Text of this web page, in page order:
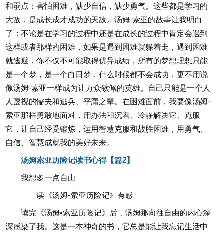
和弱点：害怕困难，缺少自信，缺少勇气。这些都是学习的
大敌，是成长成才成功的天敌。汤姆·索亚的故事让我明白
了：不论是在学习的过程中还是在成长的过程中肯定会遇到
这样或者那样的困难，如果是遇到困难就躲着走，遇到困难
就逃避，你不仅不可能取得优异成绩，所有的梦想理想只能
是一个梦，是一个白日梦，什么时候都不会成功，更不用说
像汤姆·索亚一样成为让万众钦佩的英雄。自己只能是一个人
人蔑视的懦夫和逃兵、平庸之辈。在困难面前，我要像汤姆·
索亚那样勇敢地面对，用办法和沉着、冷静解决它、克服
它，让自己经受锻炼，运用智慧克服和战胜困难，用勇气、
自信、智慧成就我的美好未来。
汤姆索亚历险记读书心得【篇2】
我想多一点自由
——读《汤姆•索亚历险记》有感
读完《汤姆•索亚历险记》后，汤姆那向往自由的内心深
深感染了我。这是一本神奇的书，它总是能让我忘记生活中